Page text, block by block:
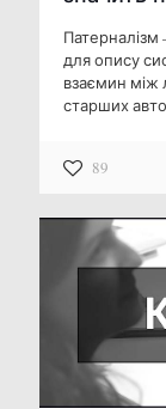
для опису
взаємин між
старших
89